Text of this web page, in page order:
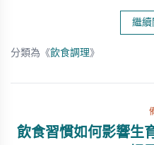
繼續
分類為《飲食調理》
飲食習慣如何影響生